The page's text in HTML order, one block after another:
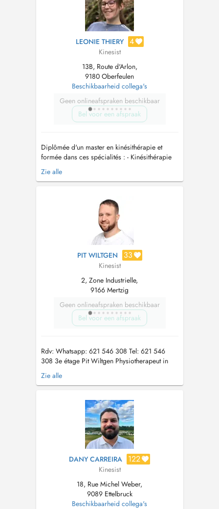
LEONIE THIERY 4
Kinesist
13B, Route d'Arlon,
9180 Oberfeulen
Beschikbaarheid collega's
Geen onlineafspraken beschikbaar
Bel voor een afspraak
Diplômée d'un master en kinésithérapie et
formée dans ces spécialités : - Kinésithérapie
vestibulaire -> Trouble de l'équilibre /
Migraines / Vertiges - Drainage lymphatique
Méthode McKenzie -> Douleurs...
Zie alle
PIT WILTGEN 33
Kinesist
2, Zone Industrielle,
9166 Mertzig
Geen onlineafspraken beschikbaar
Bel voor een afspraak
Rdv: Whatsapp: 621 546 308 Tel: 621 546
308 3e étage Pit Wiltgen Physiotherapeut in
Mertzig | Manuelle Therapie, CMD, Dry
Needling & Kinesiotaping Pit Wiltgen ist
(Luxemburg) und spezialisiert auf die
Behandlung von Schmerzen, muskulären
Dysbalancen un...
Zie alle
DANY CARREIRA 122
Kinesist
18, Rue Michel Weber,
9089 Ettelbruck
Beschikbaarheid collega's